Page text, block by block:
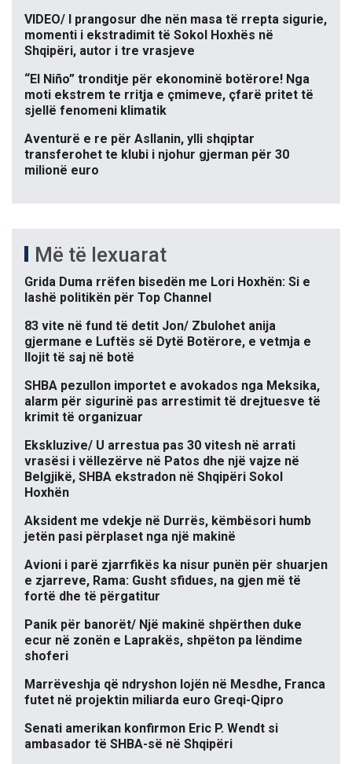
VIDEO/ I prangosur dhe nën masa të rrepta sigurie,
momenti i ekstradimit të Sokol Hoxhës në
Shqipëri, autor i tre vrasjeve
“El Niño” tronditje për ekonominë botërore! Nga
moti ekstrem te rritja e çmimeve, çfarë pritet të
sjellë fenomeni klimatik
Aventurë e re për Asllanin, ylli shqiptar
transferohet te klubi i njohur gjerman për 30
milionë euro
Më të lexuarat
Grida Duma rrëfen bisedën me Lori Hoxhën: Si e
lashë politikën për Top Channel
83 vite në fund të detit Jon/ Zbulohet anija
gjermane e Luftës së Dytë Botërore, e vetmja e
llojit të saj në botë
SHBA pezullon importet e avokados nga Meksika,
alarm për sigurinë pas arrestimit të drejtuesve të
krimit të organizuar
Ekskluzive/ U arrestua pas 30 vitesh në arrati
vrasësi i vëllezërve në Patos dhe një vajze në
Belgjikë, SHBA ekstradon në Shqipëri Sokol
Hoxhën
Aksident me vdekje në Durrës, këmbësori humb
jetën pasi përplaset nga një makinë
Avioni i parë zjarrfikës ka nisur punën për shuarjen
e zjarreve, Rama: Gusht sfidues, na gjen më të
fortë dhe të përgatitur
Panik për banorët/ Një makinë shpërthen duke
ecur në zonën e Laprakës, shpëton pa lëndime
shoferi
Marrëveshja që ndryshon lojën në Mesdhe, Franca
futet në projektin miliarda euro Greqi-Qipro
Senati amerikan konfirmon Eric P. Wendt si
ambasador të SHBA-së në Shqipëri